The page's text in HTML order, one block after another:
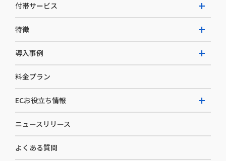
W2 Commerce Repeat
W2 Commerce BtoB
W2 Commerce Asia
AI buddy
付帯サービス
EC運用構築支援・運用支援
カスタマーサクセス
セキュリティ
デザイン制作
コンサルティング
特徴
選ばれる理由
開発体制
導入事例
導入企業一覧
料金プラン
ECお役立ち情報
お役立ち資料
ニュースリリース
よくある質問